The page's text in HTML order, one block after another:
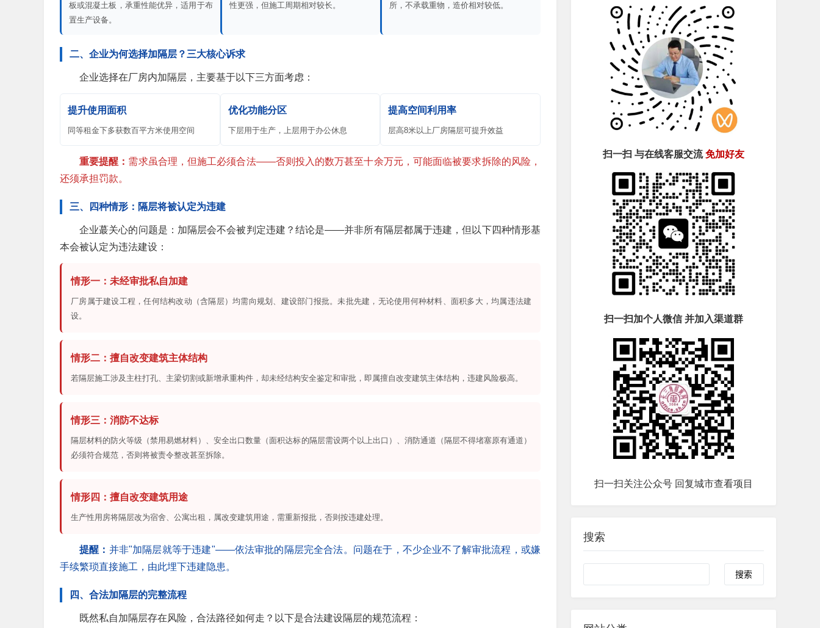
板或混凝土板，承重性能优异，适用于布
置生产设备。
性更强，但施工周期相对较长。
所，不承载重物，造价相对较低。
二、企业为何选择加隔层？三大核心诉求
企业选择在厂房内加隔层，主要基于以下三方面考虑：
提升使用面积
同等租金下多获数百平方米使用空间
优化功能分区
下层用于生产，上层用于办公休息
提高空间利用率
层高8米以上厂房隔层可提升效益
重要提醒： 需求虽合理，但施工必须合法——否则投入的数万甚至十余万元，可能面临被要求拆除的风险，
还须承担罚款。
三、四种情形：隔层将被认定为违建
企业蕞关心的问题是：加隔层会不会被判定违建？结论是——并非所有隔层都属于违建，但以下四种情形基
本会被认定为违法建设：
情形一：未经审批私自加建
厂房属于建设工程，任何结构改动（含隔层）均需向规划、建设部门报批。未批先建，无论使用何种材料、面积多大，均属违法建
设。
情形二：擅自改变建筑主体结构
若隔层施工涉及主柱打孔、主梁切割或新增承重构件，却未经结构安全鉴定和审批，即属擅自改变建筑主体结构，违建风险极高。
情形三：消防不达标
隔层材料的防火等级（禁用易燃材料）、安全出口数量（面积达标的隔层需设两个以上出口）、消防通道（隔层不得堵塞原有通道）
必须符合规范，否则将被责令整改甚至拆除。
情形四：擅自改变建筑用途
生产性用房将隔层改为宿舍、公寓出租，属改变建筑用途，需重新报批，否则按违建处理。
提醒： 并非"加隔层就等于违建"——依法审批的隔层完全合法。问题在于，不少企业不了解审批流程，或嫌
手续繁琐直接施工，由此埋下违建隐患。
四、合法加隔层的完整流程
既然私自加隔层存在风险，合法路径如何走？以下是合法建设隔层的规范流程：
扫一扫 与在线客服交流免加好友
扫一扫加个人微信 并加入渠道群
扫一扫关注公众号 回复城市查看项目
搜索